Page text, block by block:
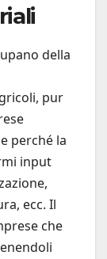
della
pur
perché la
input
ecc. Il
che